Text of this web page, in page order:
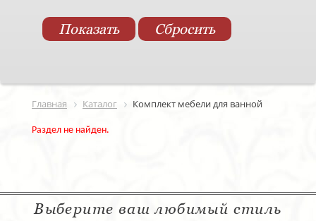
Главная Каталог Комплект мебели для ванной
Раздел не найден.
Выберите ваш любимый стиль